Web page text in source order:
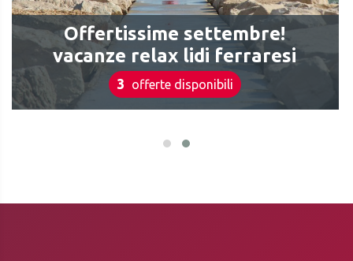
Offertissime settembre!
vacanze relax lidi ferraresi
3 offerte disponibili